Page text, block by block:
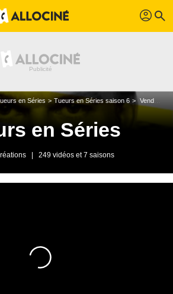
profil search
en Séries Tueurs en Séries saison 6 Vendredi 8 mars 2013
en Séries
249 vidéos et 7 saisons